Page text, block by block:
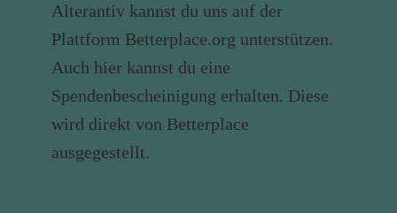
Alterantiv kannst du uns auf der
Plattform Betterplace.org unterstützen.
Auch hier kannst du eine
Spendenbescheinigung erhalten. Diese
wird direkt von Betterplace
ausgegestellt.